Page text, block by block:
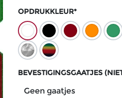
OPDRUKKLEUR*
BEVESTIGINGSGAATJES